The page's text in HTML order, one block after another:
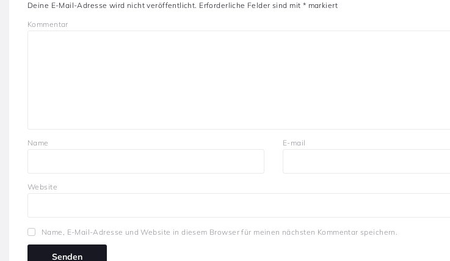
Deine E-Mail-Adresse wird nicht veröffentlicht. Erforderliche Felder sind mit * markiert
Kommentar
Name E-mail
Website
Name, E-Mail-Adresse und Website in diesem Browser für meinen nächsten Kommentar speichern.